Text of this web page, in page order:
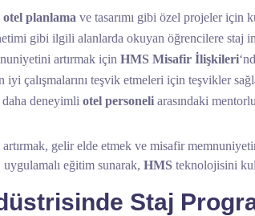
planlama ve tasarımı gibi özel projeler için
gibi ilgili alanlarda okuyan öğrencilere staj
artırmak için HMS Misafir İlişkileri
iyi çalışmalarını teşvik etmeleri için teşvikler
deneyimli otel personeli arasındaki
gelir elde etmek ve misafir
uygulamalı eğitim sunarak, HMS teknolojisini
Staj